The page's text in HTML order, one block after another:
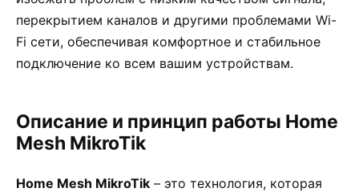
перекрытием каналов и другими проблемами Wi-
Fi сети, обеспечивая комфортное и стабильное
подключение ко всем вашим устройствам.
Описание и принцип работы Home
Mesh MikroTik
Home Mesh MikroTik – это технология, которая